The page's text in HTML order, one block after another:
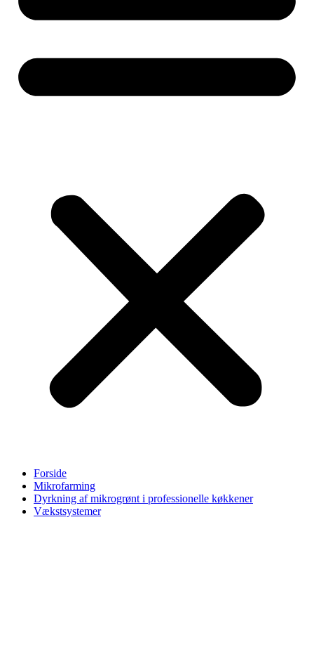
Forside
Mikrofarming
Dyrkning af mikrogrønt i professionelle køkkener
Vækstsystemer